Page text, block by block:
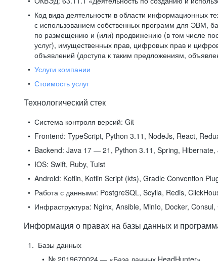
Код вида деятельности в области информационных
с использованием собственных программ для ЭВМ,
по размещению и (или) продвижению (в том числе
услуг), имущественных прав, цифровых прав и
объявлений (доступа к таким предложениям,
Услуги компании
Стоимость услуг
Технологический стек
Система контроля версий: Git
Frontend: TypeScript, Python 3.11, NodeJs, React,
Backend: Java 17 — 21, Python 3.11, Spring, Hibernate,
IOS: Swift, Ruby, Tuist
Android: Kotlin, Kotlin Script (kts), Gradle Convention
Работа с данными: PostgreSQL, Scylla, Redis,
Инфраструктура: Nginx, Ansible, MinIo, Docker,
Информация о правах на базы данных и
Базы данных
№ 2019670024 — «База данных HeadHunter»